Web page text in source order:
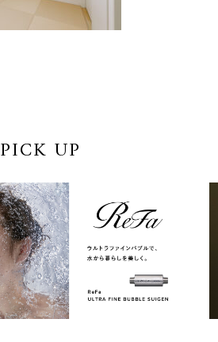
PICK UP